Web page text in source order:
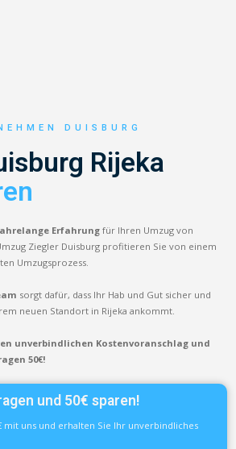
DUISBURG
Rijeka
Erfahrung für Ihren Umzug von
Ziegler Duisburg profitieren Sie von einem
Umzugsprozess.
sorgt dafür, dass Ihr Hab und Gut sicher und
neuen Standort in Rijeka ankommt.
unverbindlichen Kostenvoranschlag und
50€!
und 50€ sparen!
mit uns und erhalten Sie Ihr unverbindliches